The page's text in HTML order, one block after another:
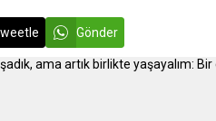
Gönder